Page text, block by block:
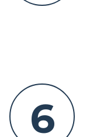
6